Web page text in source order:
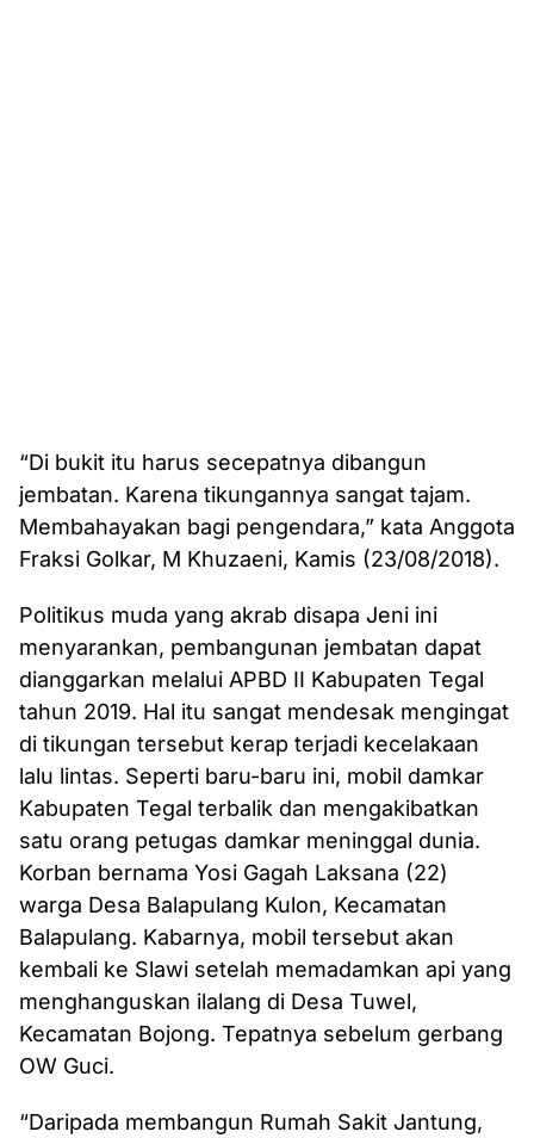
“Di bukit itu harus secepatnya dibangun
jembatan. Karena tikungannya sangat tajam.
Membahayakan bagi pengendara,” kata Anggota
Fraksi Golkar, M Khuzaeni, Kamis (23/08/2018).
Politikus muda yang akrab disapa Jeni ini
menyarankan, pembangunan jembatan dapat
dianggarkan melalui APBD II Kabupaten Tegal
tahun 2019. Hal itu sangat mendesak mengingat
di tikungan tersebut kerap terjadi kecelakaan
lalu lintas. Seperti baru-baru ini, mobil damkar
Kabupaten Tegal terbalik dan mengakibatkan
satu orang petugas damkar meninggal dunia.
Korban bernama Yosi Gagah Laksana (22)
warga Desa Balapulang Kulon, Kecamatan
Balapulang. Kabarnya, mobil tersebut akan
kembali ke Slawi setelah memadamkan api yang
menghanguskan ilalang di Desa Tuwel,
Kecamatan Bojong. Tepatnya sebelum gerbang
OW Guci.
“Daripada membangun Rumah Sakit Jantung,